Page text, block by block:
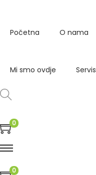
Početna O nama
Mi smo ovdje Servis
0
0